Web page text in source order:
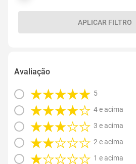
APLICAR FILTRO
Avaliação
5
4 e acima
3 e acima
2 e acima
1 e acima